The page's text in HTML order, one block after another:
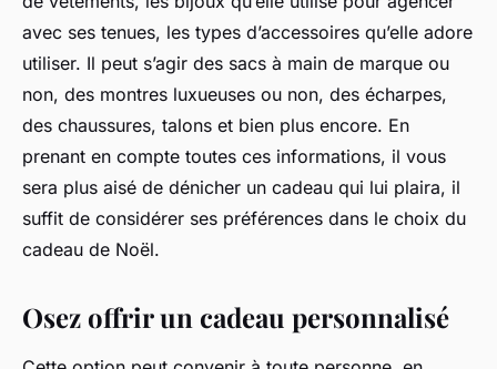
avec ses tenues, les types d’accessoires qu’elle adore
utiliser. Il peut s’agir des sacs à main de marque ou
non, des montres luxueuses ou non, des écharpes,
des chaussures, talons et bien plus encore. En
prenant en compte toutes ces informations, il vous
sera plus aisé de dénicher un cadeau qui lui plaira, il
suffit de considérer ses préférences dans le choix du
cadeau de Noël.
Osez offrir un cadeau personnalisé